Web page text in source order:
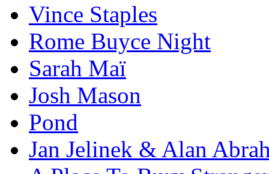
Vince Staples
Rome Buyce Night
Sarah Maï
Josh Mason
Pond
Jan Jelinek & Alan